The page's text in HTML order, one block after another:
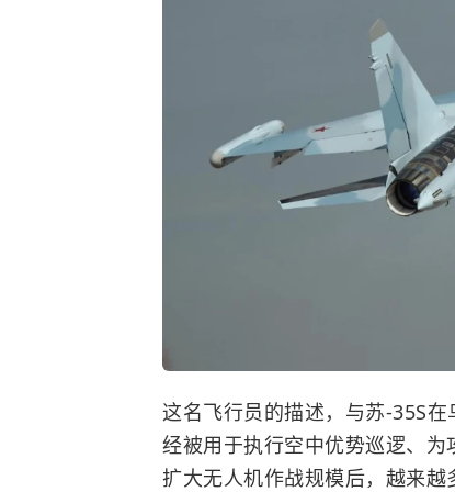
这名飞行员的描述，与苏-35S在
经被用于执行空中优势巡逻、
扩大无人机作战规模后，越来越